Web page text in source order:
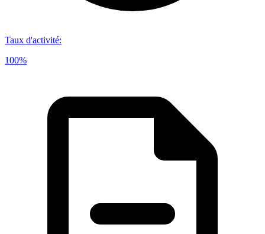
Taux d'activité:
100%